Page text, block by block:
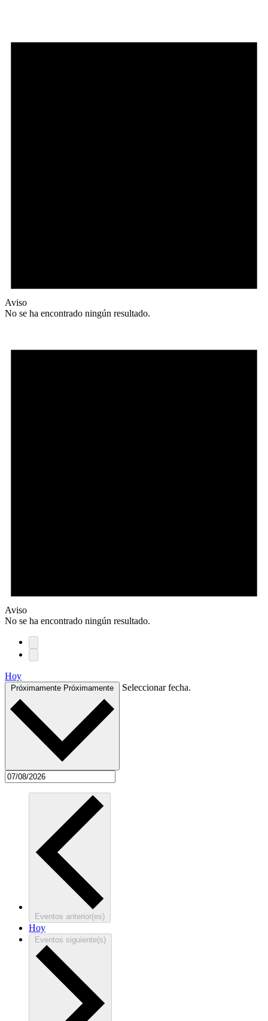
Aviso
No se ha encontrado ningún resultado.
Aviso
No se ha encontrado ningún resultado.
Hoy
Próximamente Próximamente Seleccionar fecha.
Eventos anterior(es)
Hoy
Eventos siguiente(s)